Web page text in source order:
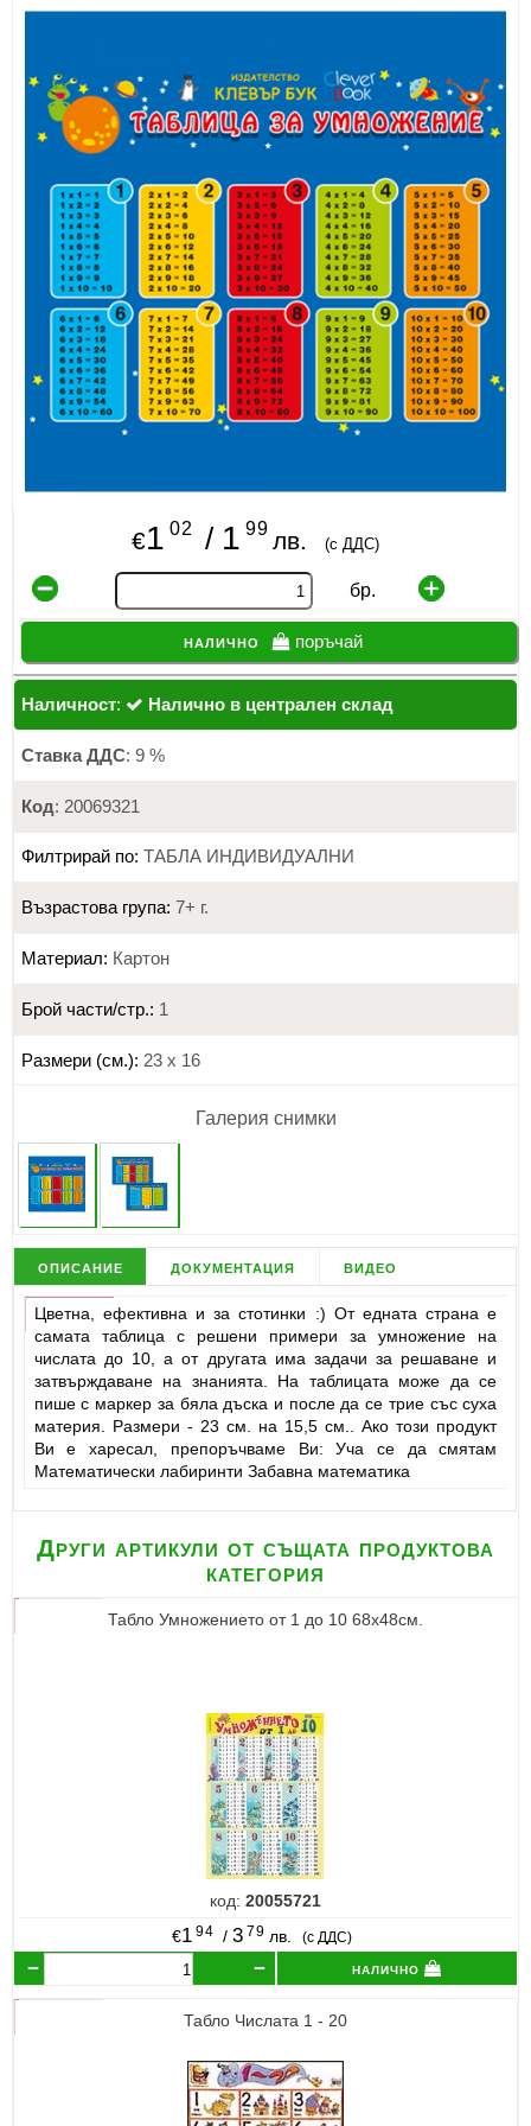
СПОРТ
МЕБЕЛИ И ОБОРУДВАНЕ
КАНЦЕЛАРСКИ МАТЕРИАЛИ
КНИГИ И УЧЕБНИЦИ
БДП
НОВИ
ПРОМОЦИИ
ИНСТРУМЕНТИ
€1 02 / 1 99 лв. (с ДДС)
бр.
налично поръчай
Наличност: Налично в централен склад
Ставка ДДС: 9 %
Код: 20069321
Филтрирай по: ТАБЛА ИНДИВИДУАЛНИ
Възрастова група: 7+ г.
Материал: Картон
Брой части/стр.: 1
Размери (см.): 23 х 16
Галерия снимки
описание документация видео
Цветна, ефективна и за стотинки :) От едната страна е
самата таблица с решени примери за умножение на
числата до 10, а от другата има задачи за решаване и
затвърждаване на знанията. На таблицата може да се
пише с маркер за бяла дъска и после да се трие със суха
материя. Размери - 23 см. на 15,5 см.. Ако този продукт
Ви е харесал, препоръчваме Ви: Уча се да смятам
Математически лабиринти Забавна математика
Други артикули от същата продуктова
категория
Табло Умножението от 1 до 10 68х48см.
код: 20055721
€1 94 /3 79 лв. (с ДДС)
налично
Табло Числата 1 - 20